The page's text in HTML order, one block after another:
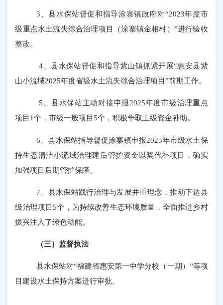
3、县水保站督促和指导涂寨镇政府对“2023年度市
级重点水土流失综合治理项目（涂寨镇金相村）”进行验收
整改。
4、县水保站督促和指导紫山镇抓紧开展“惠安县紫
山小流域2025年度省级水土流失综合治理项目”前期工作。
5、 县水保站主动对接申报2025年度市级治理重点
项目 1个，市级一般项目5个 ，积极争取上级资金补助。
6、县水保站指导督促涂寨镇申报2025年市级水土保
持生态清洁小流域治理建后管护资金以奖代补项目，确实
加强项目后期管护保障。
7、县水保站践行治理与发展并重理念，推动下达县
级治理项目 5个，为持续改善生态环境质量，全面推进乡村
振兴注入了绿色动能。
（三）监督执法
县水保站对“福建省惠安第一中学分校（一期）”等项
目建设水土保持方案进行审批。